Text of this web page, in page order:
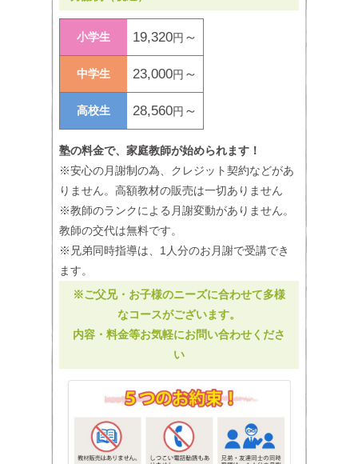
小学生 19,320円 ～
中学生 23,000円 ～
高校生 28,560円 ～
塾の料金で、家庭教師が始められます！
※安心の月謝制の為、クレジット契約などがあ
りません。高額教材の販売は一切ありません
※教師のランクによる月謝変動がありません。
教師の交代は無料です。
※兄弟同時指導は、1人分のお月謝で受講でき
ます。
※ご父兄・お子様のニーズに合わせて多様
なコースがございます。
内容・料金等お気軽にお問い合わせくださ
い